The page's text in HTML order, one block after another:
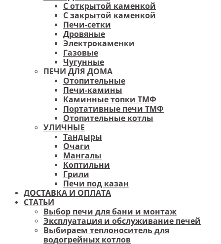
С открытой каменкой
С закрытой каменкой
Печи-сетки
Дровяные
Электрокаменки
Газовые
Чугунные
ПЕЧИ ДЛЯ ДОМА
Отопительные
Печи-камины
Каминные топки ТМФ
Портативные печи ТМФ
Отопительные котлы
УЛИЧНЫЕ
Тандыры
Очаги
Мангалы
Коптильни
Грили
Печи под казан
ДОСТАВКА И ОПЛАТА
СТАТЬИ
Выбор печи для бани и монтаж
Эксплуатация и обслуживание печей
Выбираем теплоноситель для
водогрейных котлов